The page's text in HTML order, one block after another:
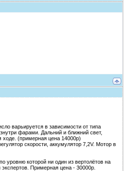
варьируется в зависимости от типа
фарами. Дальний и ближний свет,
ходе. (примерная цена 14000р)
скорости, аккумулятор 7,2V. Мотор в
уровню которой ни один из вертолётов на
Примерная цена - 30000р.